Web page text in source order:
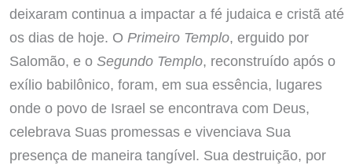
deixaram continua a impactar a fé judaica e cristã até
os dias de hoje. O Primeiro Templo, erguido por
Salomão, e o Segundo Templo, reconstruído após o
exílio babilônico, foram, em sua essência, lugares
onde o povo de Israel se encontrava com Deus,
celebrava Suas promessas e vivenciava Sua
presença de maneira tangível. Sua destruição, por